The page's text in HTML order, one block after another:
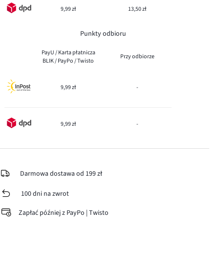
9,99 zł 13,50 zł
Punkty odbioru
PayU / Karta płatnicza
BLIK / PayPo / Twisto
Przy odbiorze
9,99 zł -
9,99 zł -
Darmowa dostawa od 199 zł
100 dni na zwrot
Zapłać później z PayPo | Twisto